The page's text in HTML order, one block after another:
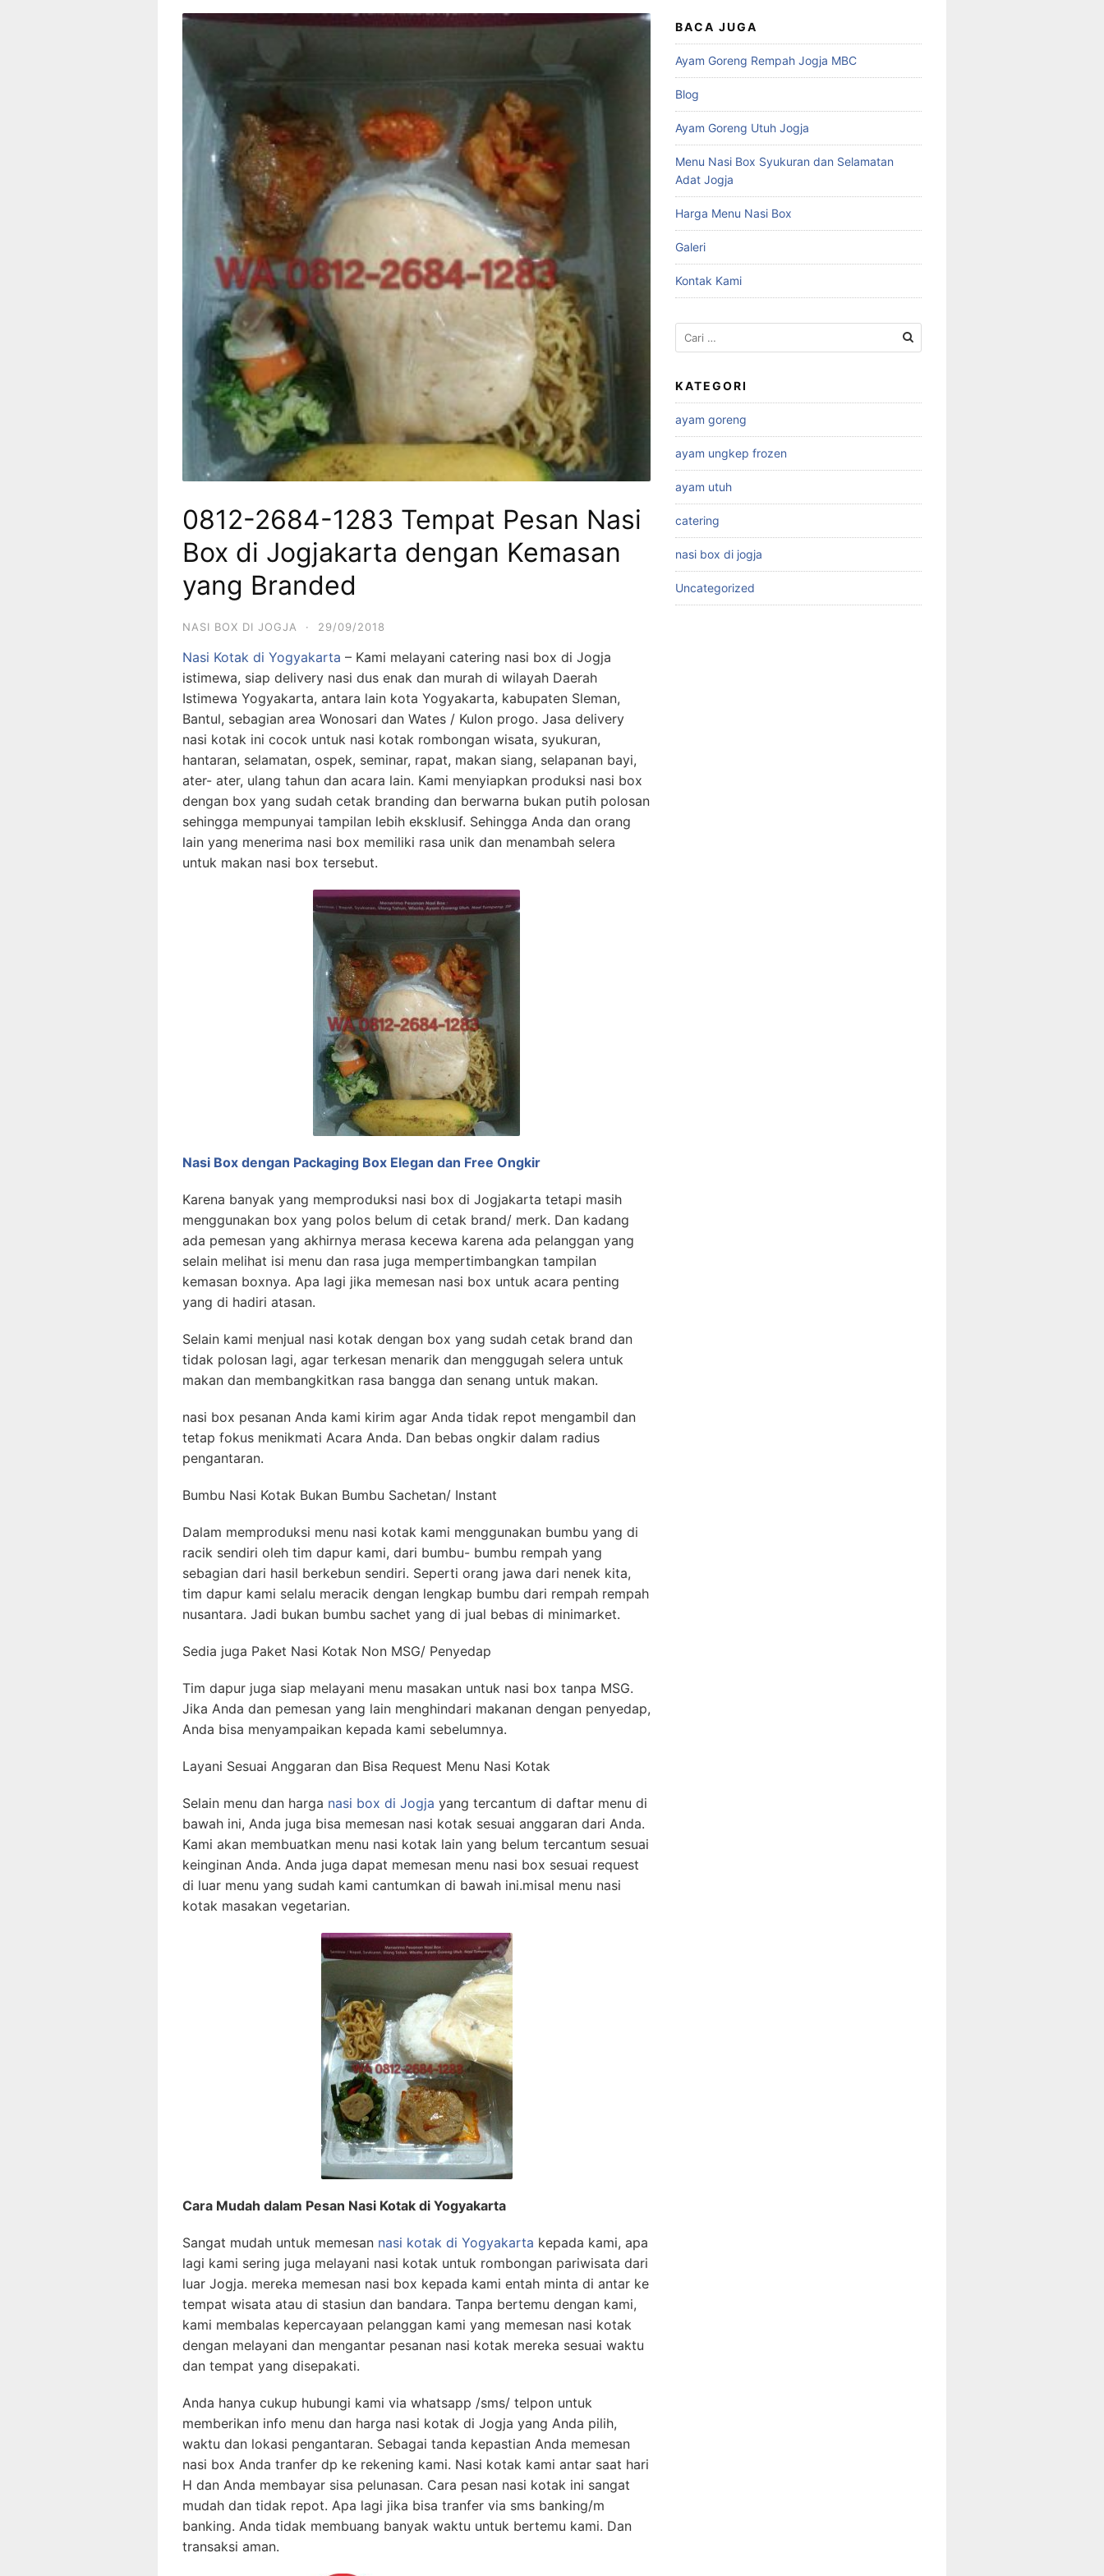
0812-2684-1283 Tempat Pesan Nasi
Box di Jogjakarta dengan Kemasan
yang Branded
NASI BOX DI JOGJA · 29/09/2018
Nasi Kotak di Yogyakarta – Kami melayani catering nasi box di Jogja
istimewa, siap delivery nasi dus enak dan murah di wilayah Daerah
Istimewa Yogyakarta, antara lain kota Yogyakarta, kabupaten Sleman,
Bantul, sebagian area Wonosari dan Wates / Kulon progo. Jasa delivery
nasi kotak ini cocok untuk nasi kotak rombongan wisata, syukuran,
hantaran, selamatan, ospek, seminar, rapat, makan siang, selapanan bayi,
ater- ater, ulang tahun dan acara lain. Kami menyiapkan produksi nasi box
dengan box yang sudah cetak branding dan berwarna bukan putih polosan
sehingga mempunyai tampilan lebih eksklusif. Sehingga Anda dan orang
lain yang menerima nasi box memiliki rasa unik dan menambah selera
untuk makan nasi box tersebut.
Nasi Box dengan Packaging Box Elegan dan Free Ongkir
Karena banyak yang memproduksi nasi box di Jogjakarta tetapi masih
menggunakan box yang polos belum di cetak brand/ merk. Dan kadang
ada pemesan yang akhirnya merasa kecewa karena ada pelanggan yang
selain melihat isi menu dan rasa juga mempertimbangkan tampilan
kemasan boxnya. Apa lagi jika memesan nasi box untuk acara penting
yang di hadiri atasan.
Selain kami menjual nasi kotak dengan box yang sudah cetak brand dan
tidak polosan lagi, agar terkesan menarik dan menggugah selera untuk
makan dan membangkitkan rasa bangga dan senang untuk makan.
nasi box pesanan Anda kami kirim agar Anda tidak repot mengambil dan
tetap fokus menikmati Acara Anda. Dan bebas ongkir dalam radius
pengantaran.
Bumbu Nasi Kotak Bukan Bumbu Sachetan/ Instant
Dalam memproduksi menu nasi kotak kami menggunakan bumbu yang di
racik sendiri oleh tim dapur kami, dari bumbu- bumbu rempah yang
sebagian dari hasil berkebun sendiri. Seperti orang jawa dari nenek kita,
tim dapur kami selalu meracik dengan lengkap bumbu dari rempah rempah
nusantara. Jadi bukan bumbu sachet yang di jual bebas di minimarket.
Sedia juga Paket Nasi Kotak Non MSG/ Penyedap
Tim dapur juga siap melayani menu masakan untuk nasi box tanpa MSG.
Jika Anda dan pemesan yang lain menghindari makanan dengan penyedap,
Anda bisa menyampaikan kepada kami sebelumnya.
Layani Sesuai Anggaran dan Bisa Request Menu Nasi Kotak
Selain menu dan harga nasi box di Jogja yang tercantum di daftar menu di
bawah ini, Anda juga bisa memesan nasi kotak sesuai anggaran dari Anda.
Kami akan membuatkan menu nasi kotak lain yang belum tercantum sesuai
keinginan Anda. Anda juga dapat memesan menu nasi box sesuai request
di luar menu yang sudah kami cantumkan di bawah ini.misal menu nasi
kotak masakan vegetarian.
Cara Mudah dalam Pesan Nasi Kotak di Yogyakarta
Sangat mudah untuk memesan nasi kotak di Yogyakarta kepada kami, apa
lagi kami sering juga melayani nasi kotak untuk rombongan pariwisata dari
luar Jogja. mereka memesan nasi box kepada kami entah minta di antar ke
tempat wisata atau di stasiun dan bandara. Tanpa bertemu dengan kami,
kami membalas kepercayaan pelanggan kami yang memesan nasi kotak
dengan melayani dan mengantar pesanan nasi kotak mereka sesuai waktu
dan tempat yang disepakati.
Anda hanya cukup hubungi kami via whatsapp /sms/ telpon untuk
memberikan info menu dan harga nasi kotak di Jogja yang Anda pilih,
waktu dan lokasi pengantaran. Sebagai tanda kepastian Anda memesan
nasi box Anda tranfer dp ke rekening kami. Nasi kotak kami antar saat hari
H dan Anda membayar sisa pelunasan. Cara pesan nasi kotak ini sangat
mudah dan tidak repot. Apa lagi jika bisa tranfer via sms banking/m
banking. Anda tidak membuang banyak waktu untuk bertemu kami. Dan
transaksi aman.
BACA JUGA
Ayam Goreng Rempah Jogja MBC
Blog
Ayam Goreng Utuh Jogja
Menu Nasi Box Syukuran dan Selamatan
Adat Jogja
Harga Menu Nasi Box
Galeri
Kontak Kami
Cari
untuk:
KATEGORI
ayam goreng
ayam ungkep frozen
ayam utuh
catering
nasi box di jogja
Uncategorized